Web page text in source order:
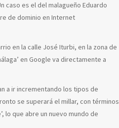
caso es el del malagueño Eduardo
de dominio en Internet
en la calle José Iturbi, en la zona de
en Google va directamente a
a ir incrementando los tipos de
se superará el millar, con términos
lo que abre un nuevo mundo de